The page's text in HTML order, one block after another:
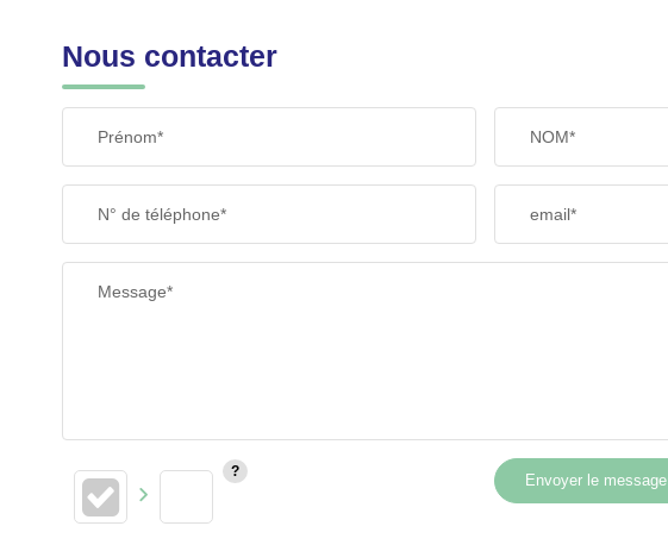
Nous contacter
Prénom* NOM*
N° de téléphone* email*
Message*
Envoyer le message